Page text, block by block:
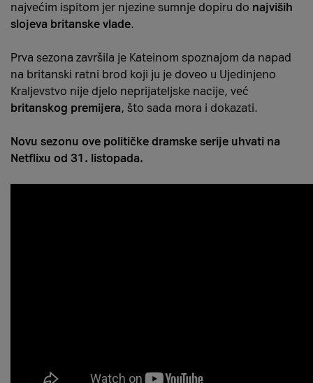
najvećim ispitom jer njezine sumnje dopiru do najviših
slojeva britanske vlade.
Prva sezona završila je Kateinom spoznajom da napad
na britanski ratni brod koji ju je doveo u Ujedinjeno
Kraljevstvo nije djelo neprijateljske nacije, već
britanskog premijera, što sada mora i dokazati.
Novu sezonu ove političke dramske serije uhvati na
Netflixu od 31. listopada.